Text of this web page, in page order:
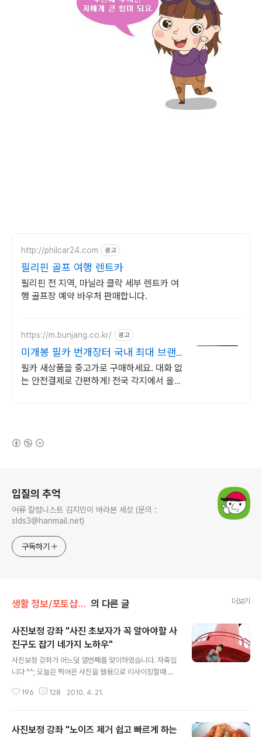
http://philcar24.com 광고
필리핀 골프 여행 렌트카
필리핀 전 지역, 마닐라 클락 세부 렌트카 여
행 골프장 예약 바우처 판매합니다.
https://m.bunjang.co.kr/ 광고
미개봉 필카 번개장터 국내 최대 브랜
드 중고거래
필카 새상품을 중고가로 구매하세요. 대화 없
는 안전결제로 간편하게! 전국 각지에서 올라
입질의 추억
어류 칼럼니스트 김지민이 바라본 세상 (문의 :
slds3@hanmail.net)
구독하기
생활 정보/포토샵 사진 보정 의 다른 글 더보기
사진보정 강좌 "사진 초보자가 꼭 알아야할 사
진구도 잡기 네가지 노하우"
사진보정 강좌가 어느덧 열번째를 맞이하였습니다. 자축입
니다 ^^; 오늘은 찍어온 사진을 웹용으로 리사이징할때 꼭
니다. 포토샵 강좌 /사진보정 강좌 "사진의 구도 잘 잡는 네
니다. 크롭(Crop)을 이용해서 사진을 잘라낼 수 있는 툴이
196 128 2010. 4. 21.
사진보정 강좌 "노이즈 제거 쉽고 빠르게 하는